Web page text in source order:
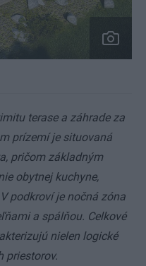
terase a záhrade za
prízemí je situovaná
pričom základným
obytnej kuchyne,
podkroví je nočná zóna
a spálňou. Celkové
nielen logické
priestorov.